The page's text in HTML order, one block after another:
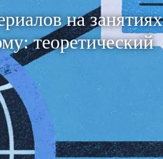
на занятиях
теоретический